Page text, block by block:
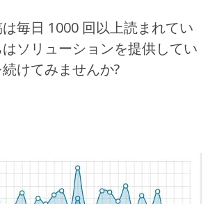
毎日 1000 回以上読まれてい
ソリューションを提供してい
けてみませんか?